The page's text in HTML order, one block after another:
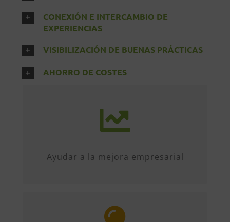
CONEXIÓN E INTERCAMBIO DE
EXPERIENCIAS
VISIBILIZACIÓN DE BUENAS PRÁCTICAS
AHORRO DE COSTES
Ayudar a la mejora empresarial
Fomentando más de 100 actividades
anuales que fomentan la mejora
A través, principalmente de los